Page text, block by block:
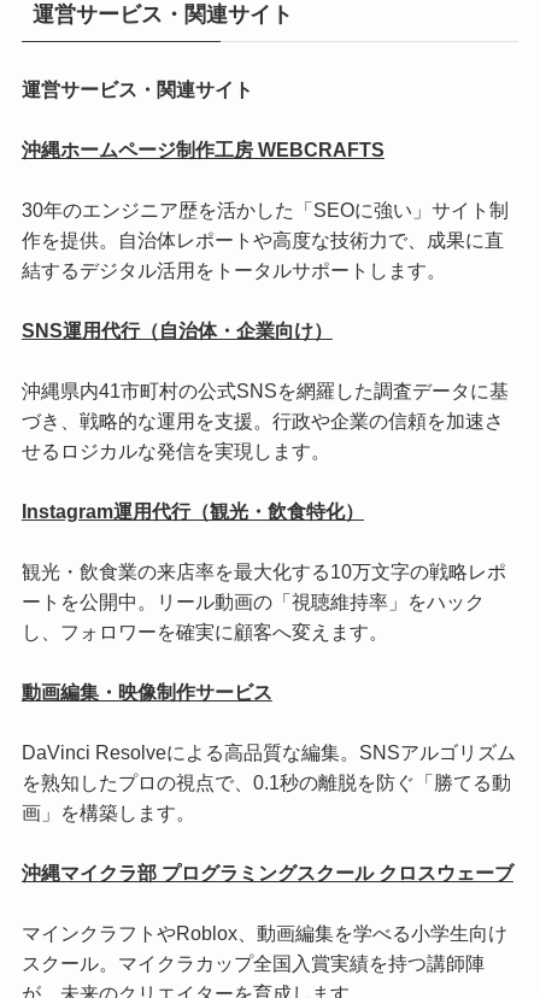
運営サービス・関連サイト
運営サービス・関連サイト
沖縄ホームページ制作工房 WEBCRAFTS
30年のエンジニア歴を活かした「SEOに強い」サイト制
作を提供。自治体レポートや高度な技術力で、成果に直
結するデジタル活用をトータルサポートします。
SNS運用代行（自治体・企業向け）
沖縄県内41市町村の公式SNSを網羅した調査データに基
づき、戦略的な運用を支援。行政や企業の信頼を加速さ
せるロジカルな発信を実現します。
Instagram運用代行（観光・飲食特化）
観光・飲食業の来店率を最大化する10万文字の戦略レポ
ートを公開中。リール動画の「視聴維持率」をハック
し、フォロワーを確実に顧客へ変えます。
動画編集・映像制作サービス
DaVinci Resolveによる高品質な編集。SNSアルゴリズム
を熟知したプロの視点で、0.1秒の離脱を防ぐ「勝てる動
画」を構築します。
沖縄マイクラ部 プログラミングスクール クロスウェーブ
マインクラフトやRoblox、動画編集を学べる小学生向け
スクール。マイクラカップ全国入賞実績を持つ講師陣
が、未来のクリエイターを育成します。